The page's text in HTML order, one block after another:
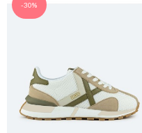
-30%